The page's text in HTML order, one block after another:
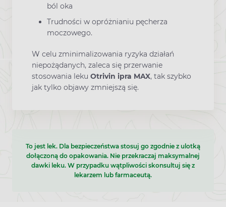
ból oka
Trudności w opróżnianiu pęcherza
moczowego.
W celu zminimalizowania ryzyka działań
niepożądanych, zaleca się przerwanie
stosowania leku Otrivin ipra MAX, tak szybko
jak tylko objawy zmniejszą się.
To jest lek. Dla bezpieczeństwa stosuj go zgodnie z ulotką
dołączoną do opakowania. Nie przekraczaj maksymalnej
dawki leku. W przypadku wątpliwości skonsultuj się z
lekarzem lub farmaceutą.